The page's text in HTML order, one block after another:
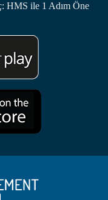
HMS ile 1 Adım Öne